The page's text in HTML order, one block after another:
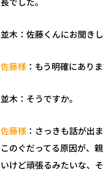
長でした。
並木：佐藤くんにお聞き
佐藤様：もう明確にありま
並木：そうですか。
佐藤様：さっきも話が出
このぐだってる原因が、
いけど頑張るみたいな、